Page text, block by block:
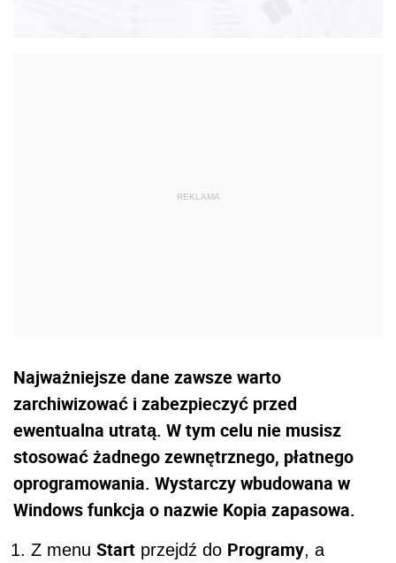
Najważniejsze dane zawsze warto
zarchiwizować i zabezpieczyć przed
ewentualna utratą. W tym celu nie musisz
stosować żadnego zewnętrznego, płatnego
oprogramowania. Wystarczy wbudowana w
Windows funkcja o nazwie Kopia zapasowa.
Z menu Start przejdź do Programy, a